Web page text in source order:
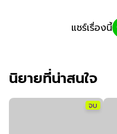
แชร์เรื่องนี้
นิยายที่น่าสนใจ
จบ